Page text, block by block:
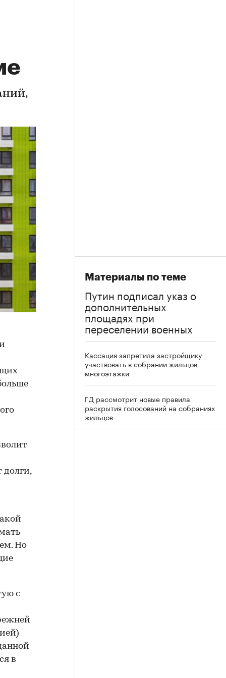
долги,
Но
с
в
Материалы по теме
Путин подписал указ о
дополнительных
площадях при
переселении военных
Кассация запретила застройщику
участвовать в собрании жильцов
многоэтажки
ГД рассмотрит новые правила
раскрытия голосований на собраниях
жильцов